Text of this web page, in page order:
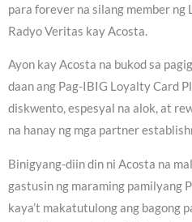
para forever na silang member ng
Radyo Veritas kay Acosta.
Ayon kay Acosta na bukod sa
daan ang Pag-IBIG Loyalty Card
diskwento, espesyal na alok, at
na hanay ng mga partner
Binigyang-diin din ni Acosta na
gastusin ng maraming pamilyang
kaya’t makatutulong ang bagong